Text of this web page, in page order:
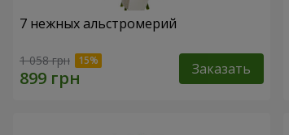
7 нежных альстромерий
1 058 грн Заказать